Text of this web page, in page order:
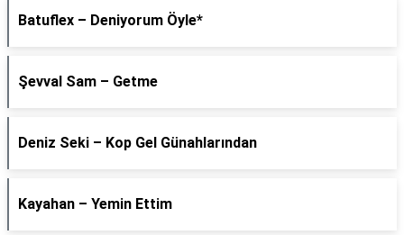
Batuflex – Deniyorum Öyle*
Şevval Sam – Getme
Deniz Seki – Kop Gel Günahlarından
Kayahan – Yemin Ettim